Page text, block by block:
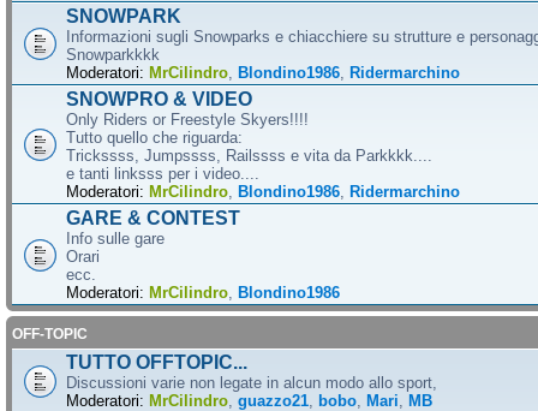
SNOWPARK
Informazioni sugli Snowparks e chiacchiere su strutture e
Snowparkkkk
Moderatori: MrCilindro Blondino1986 Ridermarchino
SNOWPRO & VIDEO
Only Riders or Freestyle Skyers!!!!
Tutto quello che riguarda:
Trickssss, Jumpssss, Railssss e vita da Parkkkk....
e tanti linksss per i video....
Moderatori: MrCilindro Blondino1986 Ridermarchino
GARE & CONTEST
Info sulle gare
Orari
ecc.
Moderatori: MrCilindro Blondino1986
OFF-TOPIC
TUTTO OFFTOPIC...
Discussioni varie non legate in alcun modo allo sport,
Moderatori: MrCilindro guazzo21 bobo Mari MB